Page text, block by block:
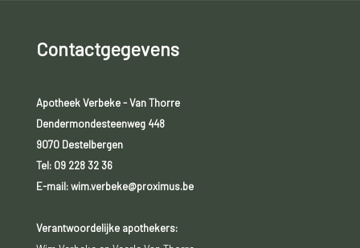
Contactgegevens
Apotheek Verbeke - Van Thorre
Dendermondesteenweg 448
9070 Destelbergen
Tel: 09 228 32 36
E-mail: wim.verbeke@proximus.be
Verantwoordelijke apothekers: